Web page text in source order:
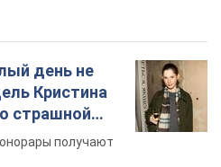
день не
Кристина
страшной
получают